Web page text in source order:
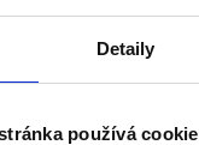
Detaily
používá